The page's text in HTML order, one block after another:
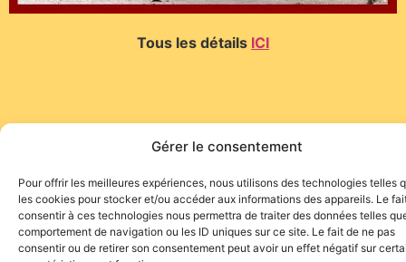
Gérer le consentement
Pour offrir les meilleures expériences, nous utilisons des technologies telles
les cookies pour stocker et/ou accéder aux informations des appareils. Le
consentir à ces technologies nous permettra de traiter des données telles
comportement de navigation ou les ID uniques sur ce site. Le fait de ne pas
consentir ou de retirer son consentement peut avoir un effet négatif sur
Tous les détails ICI